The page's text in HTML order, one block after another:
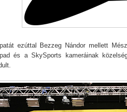
ezúttal Bezzeg Nándor mellett
és a SkySports kameráinak